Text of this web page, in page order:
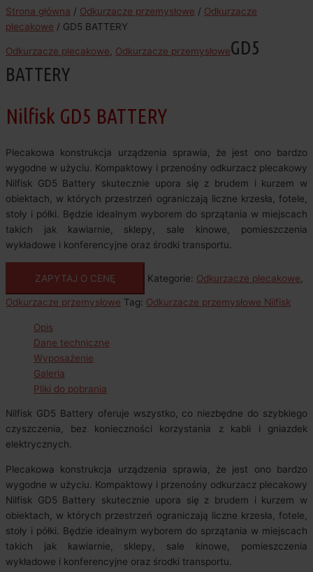
Strona główna / Odkurzacze przemysłowe / Odkurzacze
plecakowe / GD5 BATTERY
Odkurzacze plecakowe Odkurzacze przemysłoweGD5
BATTERY
Nilfisk GD5 BATTERY
Plecakowa konstrukcja urządzenia sprawia, że jest ono bardzo
wygodne w użyciu. Kompaktowy i przenośny odkurzacz plecakowy
Nilfisk GD5 Battery skutecznie upora się z brudem i kurzem w
obiektach, w których przestrzeń ograniczają liczne krzesła, fotele,
stoły i półki. Będzie idealnym wyborem do sprzątania w miejscach
takich jak kawiarnie, sklepy, sale kinowe, pomieszczenia
wykładowe i konferencyjne oraz środki transportu.
ZAPYTAJ O CENĘ Kategorie: Odkurzacze plecakowe
Odkurzacze przemysłowe Tag: Odkurzacze przemysłowe Nilfisk
Opis
Dane techniczne
Wyposażenie
Galeria
Pliki do pobrania
Nilfisk GD5 Battery oferuje wszystko, co niezbędne do szybkiego
czyszczenia, bez konieczności korzystania z kabli i gniazdek
elektrycznych.
Plecakowa konstrukcja urządzenia sprawia, że jest ono bardzo
wygodne w użyciu. Kompaktowy i przenośny odkurzacz plecakowy
Nilfisk GD5 Battery skutecznie upora się z brudem i kurzem w
obiektach, w których przestrzeń ograniczają liczne krzesła, fotele,
stoły i półki. Będzie idealnym wyborem do sprzątania w miejscach
takich jak kawiarnie, sklepy, sale kinowe, pomieszczenia
wykładowe i konferencyjne oraz środki transportu.